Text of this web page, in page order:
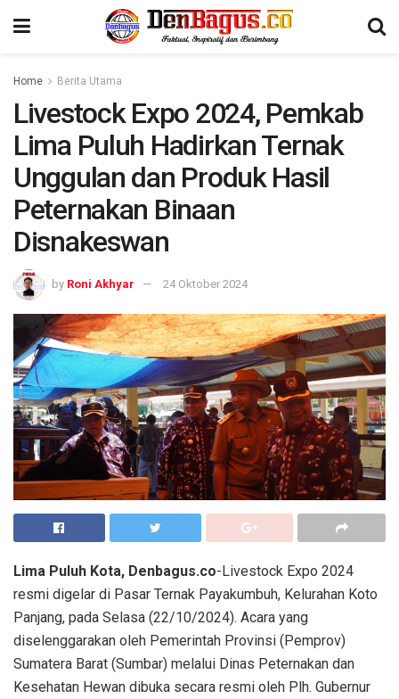
Home Berita Utama
Livestock Expo 2024, Pemkab
Lima Puluh Hadirkan Ternak
Unggulan dan Produk Hasil
Peternakan Binaan
Disnakeswan
by Roni Akhyar 24 Oktober 2024
Lima Puluh Kota, Denbagus.co-Livestock Expo 2024
resmi digelar di Pasar Ternak Payakumbuh, Kelurahan Koto
Panjang, pada Selasa (22/10/2024). Acara yang
diselenggarakan oleh Pemerintah Provinsi (Pemprov)
Sumatera Barat (Sumbar) melalui Dinas Peternakan dan
Kesehatan Hewan dibuka secara resmi oleh Plh. Gubernur